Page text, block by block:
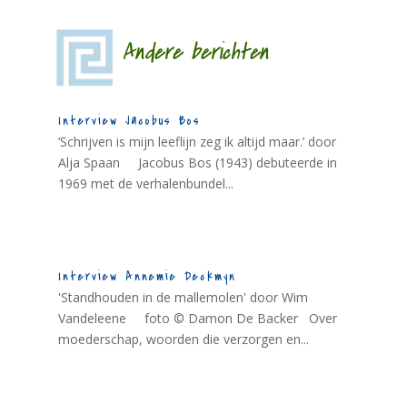
Andere berichten
Interview Jacobus Bos
‘Schrijven is mijn leeflijn zeg ik altijd maar.’ door
Alja Spaan Jacobus Bos (1943) debuteerde in
1969 met de verhalenbundel...
Interview Annemie Deckmyn
'Standhouden in de mallemolen' door Wim
Vandeleene foto © Damon De Backer Over
moederschap, woorden die verzorgen en...